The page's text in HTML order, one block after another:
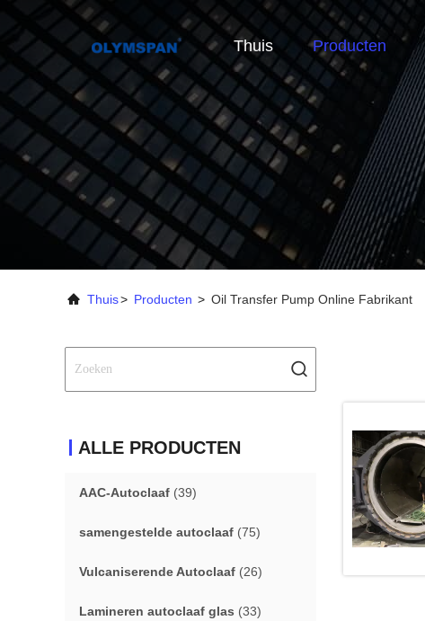
Thuis Producten
Thuis> Producten > Oil Transfer Pump Online Fabrikant
ALLE PRODUCTEN
AAC-Autoclaaf (39)
samengestelde autoclaaf (75)
Vulcaniserende Autoclaaf (26)
Lamineren autoclaaf glas (33)